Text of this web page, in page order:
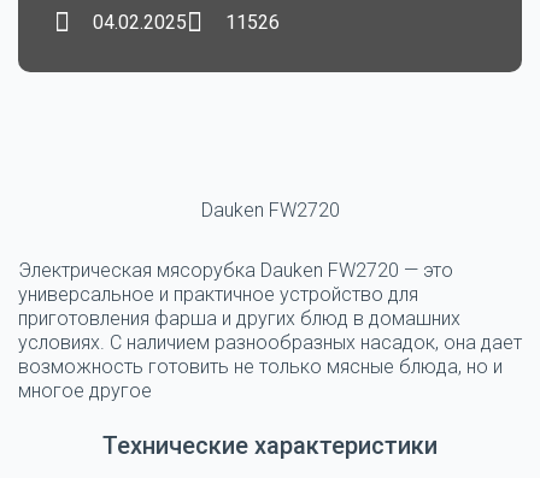
04.02.2025 11526
Dauken FW2720
Электрическая мясорубка Dauken FW2720 — это
универсальное и практичное устройство для
приготовления фарша и других блюд в домашних
условиях. С наличием разнообразных насадок, она дает
возможность готовить не только мясные блюда, но и
многое другое
Технические характеристики